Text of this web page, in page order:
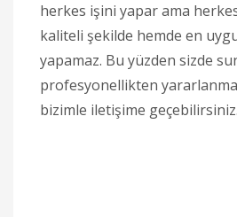
herkes işini yapar ama
kaliteli şekilde hemde en
yapamaz. Bu yüzden sizde
profesyonellikten
bizimle iletişime geçebilirsiniz.